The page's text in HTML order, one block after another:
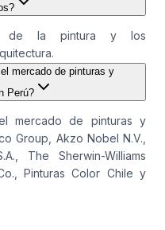
de la pintura y los
mercado de pinturas y
Perú?
mercado de pinturas y
Group, Akzo Nobel N.V.,
The Sherwin-Williams
Pinturas Color Chile y